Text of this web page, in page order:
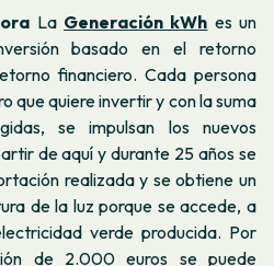
La Generación kWh es un
basado en el retorno
financiero. Cada persona
que quiere invertir y con la suma
se impulsan los nuevos
de aquí y durante 25 años se
realizada y se obtiene un
de la luz porque se accede, a
verde producida. Por
de 2.000 euros se puede